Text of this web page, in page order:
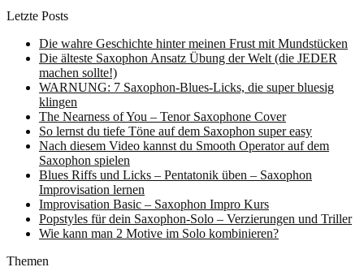
Letzte Posts
Die wahre Geschichte hinter meinen Frust mit Mundstücken
Die älteste Saxophon Ansatz Übung der Welt (die JEDER
machen sollte!)
WARNUNG: 7 Saxophon-Blues-Licks, die super bluesig
klingen
The Nearness of You – Tenor Saxophone Cover
So lernst du tiefe Töne auf dem Saxophon super easy
Nach diesem Video kannst du Smooth Operator auf dem
Saxophon spielen
Blues Riffs und Licks – Pentatonik üben – Saxophon
Improvisation lernen
Improvisation Basic – Saxophon Impro Kurs
Popstyles für dein Saxophon-Solo – Verzierungen und Triller
Wie kann man 2 Motive im Solo kombinieren?
Themen